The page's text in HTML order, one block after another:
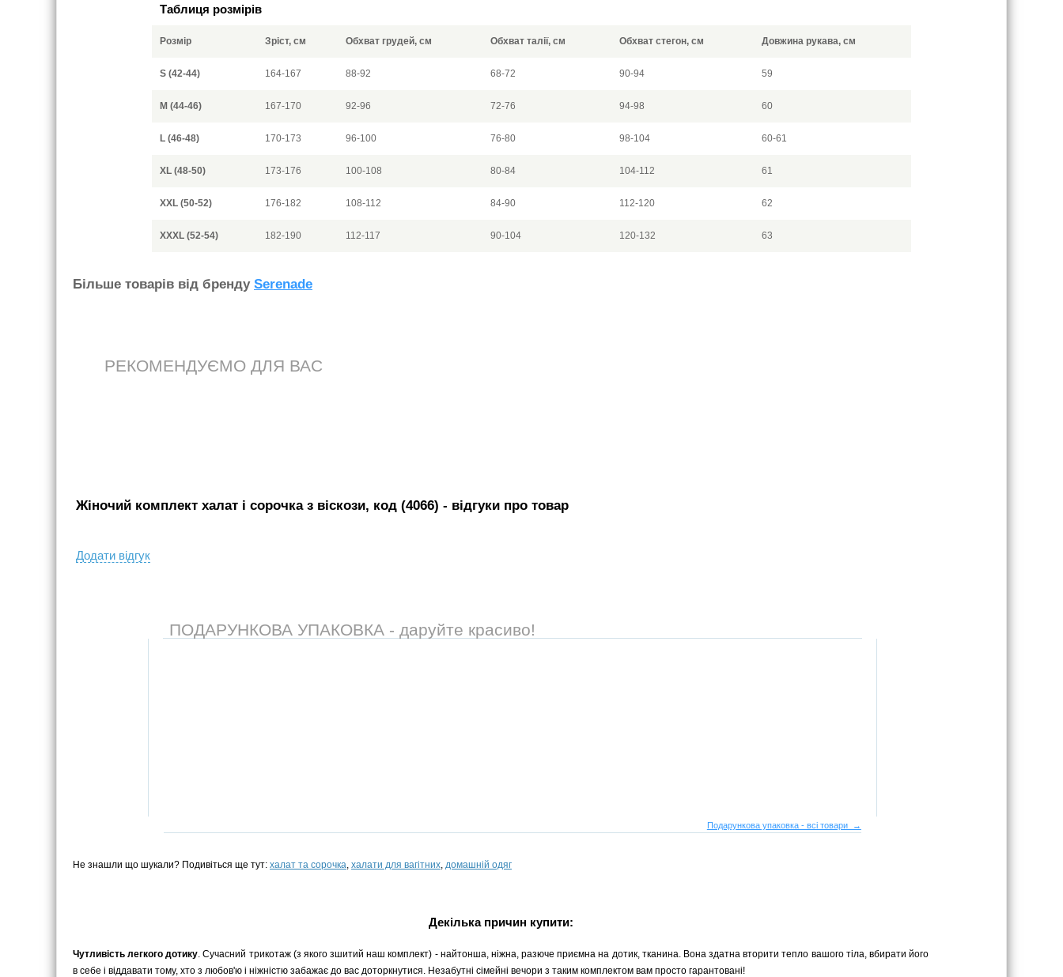
Таблиця розмірів
Розмір Зріст, см Обхват грудей, см Обхват талії, см Обхват стегон, см Довжина рукава, см
S (42-44) 164-167 88-92 68-72 90-94 59
M (44-46) 167-170 92-96 72-76 94-98 60
L (46-48) 170-173 96-100 76-80 98-104 60-61
XL (48-50) 173-176 100-108 80-84 104-112 61
XXL (50-52) 176-182 108-112 84-90 112-120 62
XXXL (52-54) 182-190 112-117 90-104 120-132 63
Бiльше товарiв вiд бренду Serenade
РЕКОМЕНДУЄМО ДЛЯ ВАС
Жіночий комплект халат і сорочка з віскози, код (4066) - вiдгуки про товар
Додати вiдгук
ПОДАРУНКОВА УПАКОВКА - даруйте красиво!
Подарункова упаковка - всі товари →
Не знашли що шукали? Подивіться ще тут: халат та сорочка, халати для вагітних, домашній одяг
Декілька причин купити:
Чутливість легкого дотику. Сучасний трикотаж (з якого зшитий наш комплект) - найтонша, ніжна, разюче приємна на дотик, тканина. Вона здатна вторити тепло вашого тіла, вбирати його
в себе і віддавати тому, хто з любов'ю і ніжністю забажає до вас доторкнутися. Незабутні сімейні вечори з таким комплектом вам просто гарантовані!